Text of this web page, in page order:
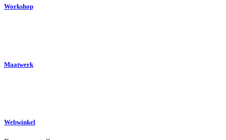
Workshop
Maatwerk
Webwinkel